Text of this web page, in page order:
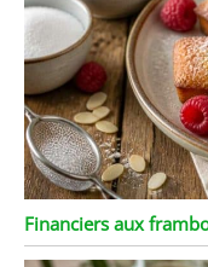
Financiers aux